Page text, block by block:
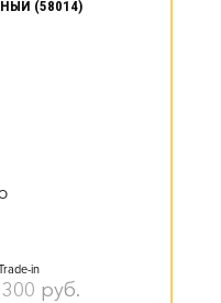
(58014)
in
руб.